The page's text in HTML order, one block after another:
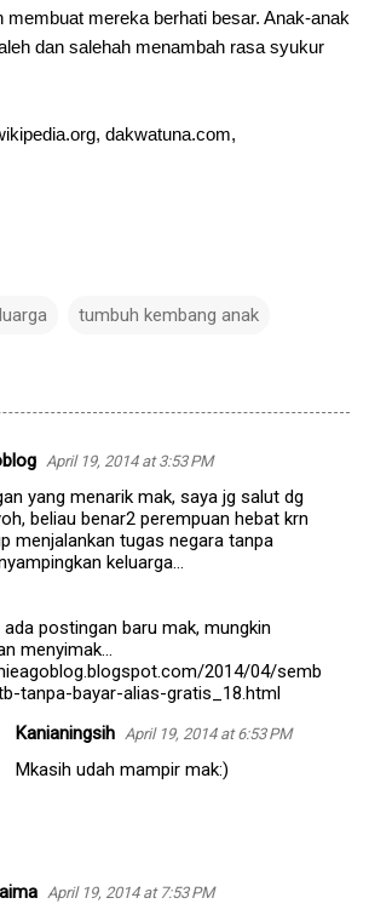
membuat mereka berhati besar. Anak-anak
dan salehah menambah rasa syukur
dakwatuna.com,
tumbuh kembang anak
April 19, 2014 at 3:53 PM
yang menarik mak, saya jg salut dg
beliau benar2 perempuan hebat krn
menjalankan tugas negara tanpa
keluarga...
ada postingan baru mak, mungkin
menyimak...
2014/04/semb
tanpa-bayar-alias-gratis_18.html
Kanianingsih April 19, 2014 at 6:53 PM
Mkasih udah mampir mak:)
April 19, 2014 at 7:53 PM